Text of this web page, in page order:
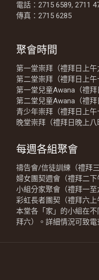
電話：2715 6589, 2711
傳真：2715 6285
聚會時間
第一堂崇拜（禮拜日上午
第二堂崇拜（禮拜日上午
第一堂兒童Awana（禮拜
第二堂兒童Awana（禮拜
青少年崇拜（禮拜日上午
晚堂崇拜（禮拜日晚上八
每週各組聚會
禱告會/信徒訓練（禮拜
婦女團契週會（禮拜二下
小組分家聚會（禮拜一至
彩虹長者團契（禮拜六上
本堂各「家」的小組在
拜六）。詳細情況可致電